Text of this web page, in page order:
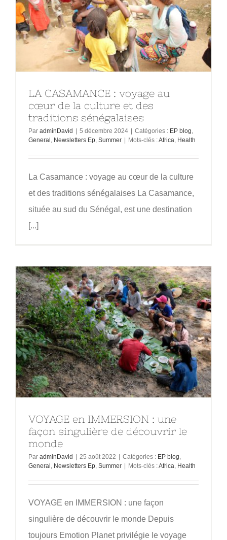
LA CASAMANCE : voyage au
cœur de la culture et des
traditions sénégalaises
Par adminDavid | 5 décembre 2024 | Catégories : EP blog
General Newsletters Ep Summer | Mots-clés :Africa Health
La Casamance : voyage au cœur de la culture
et des traditions sénégalaises La Casamance,
située au sud du Sénégal, est une destination
[...]
VOYAGE en IMMERSION : une
façon singulière de découvrir le
monde
Par adminDavid | 25 août 2022 | Catégories : EP blog
General Newsletters Ep Summer | Mots-clés :Africa Health
VOYAGE en IMMERSION : une façon
singulière de découvrir le monde Depuis
toujours Emotion Planet privilégie le voyage